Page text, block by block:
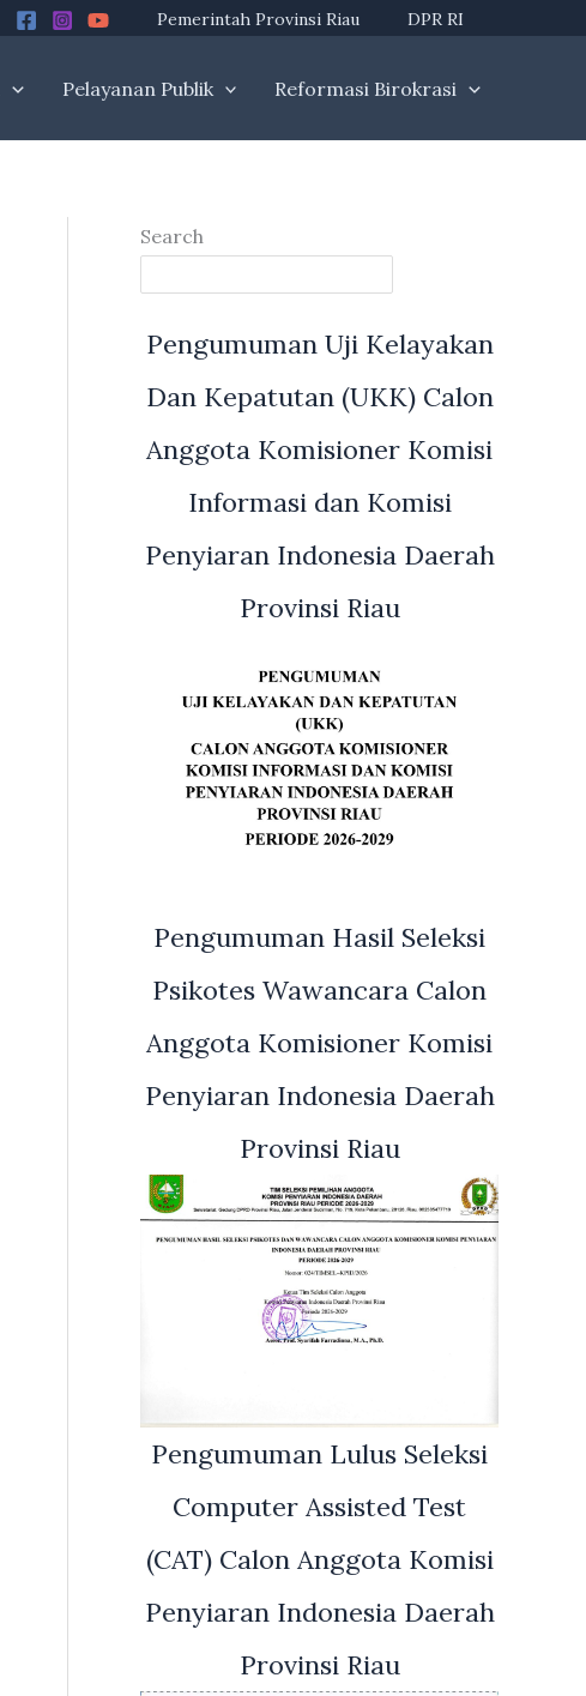
Pemerintah Provinsi Riau DPR RI
Pelayanan Publik Reformasi Birokrasi
Search
Pengumuman Uji Kelayakan
Dan Kepatutan (UKK) Calon
Anggota Komisioner Komisi
Informasi dan Komisi
Penyiaran Indonesia Daerah
Provinsi Riau
Pengumuman Hasil Seleksi
Psikotes Wawancara Calon
Anggota Komisioner Komisi
Penyiaran Indonesia Daerah
Provinsi Riau
Pengumuman Lulus Seleksi
Computer Assisted Test
(CAT) Calon Anggota Komisi
Penyiaran Indonesia Daerah
Provinsi Riau